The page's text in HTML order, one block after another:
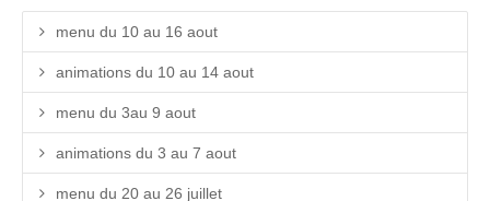
menu du 10 au 16 aout
animations du 10 au 14 aout
menu du 3au 9 aout
animations du 3 au 7 aout
menu du 20 au 26 juillet